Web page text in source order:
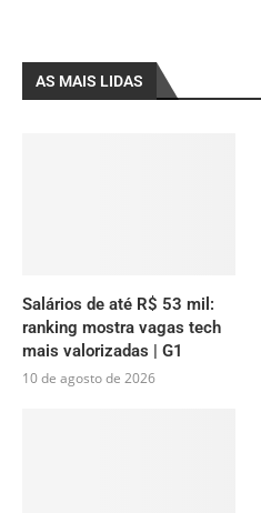
AS MAIS LIDAS
Salários de até R$ 53 mil:
ranking mostra vagas tech
mais valorizadas | G1
10 de agosto de 2026